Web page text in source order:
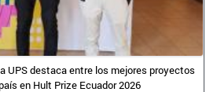
UPS destaca entre los mejores proyectos
en Hult Prize Ecuador 2026